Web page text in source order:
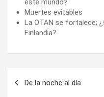
este mundo?
Muertes evitables
La OTAN se fortalece;
Finlandia?
De la noche al día